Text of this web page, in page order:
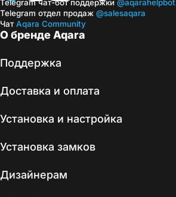
О бренде Aqara
Поддержка
Доставка и оплата
Установка и настройка
Установка замков
Дизайнерам
Telegram чат-бот поддержки @aqarahelpbot
Telegram отдел продаж @salesaqara
ЧатAqara Community